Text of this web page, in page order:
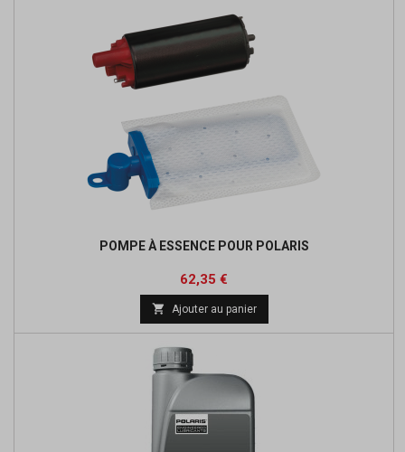
POMPE À ESSENCE POUR POLARIS
Prix
62,35 €
base
 Ajouter au panier